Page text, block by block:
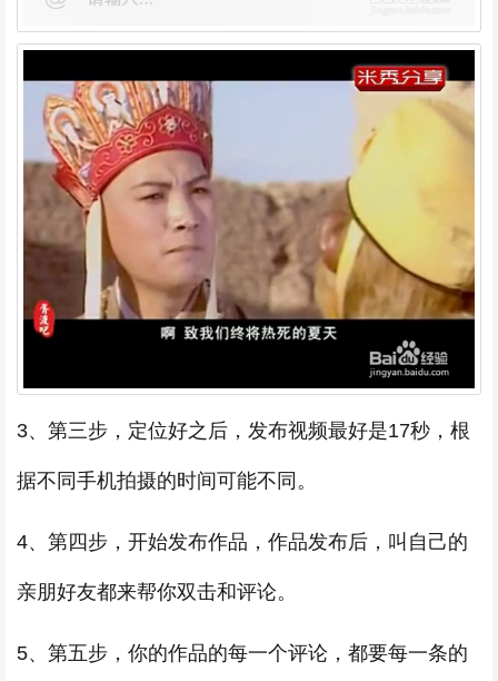
3、第三步，定位好之后，发布视频最好是17秒，根
据不同手机拍摄的时间可能不同。
4、第四步，开始发布作品，作品发布后，叫自己的
亲朋好友都来帮你双击和评论。
5、第五步，你的作品的每一个评论，都要每一条的